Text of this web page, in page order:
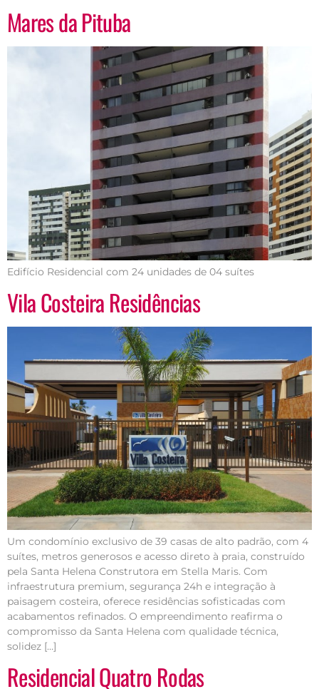
Mares da Pituba
Edifício Residencial com 24 unidades de 04 suítes
Vila Costeira Residências
Um condomínio exclusivo de 39 casas de alto padrão, com 4
suítes, metros generosos e acesso direto à praia, construído
pela Santa Helena Construtora em Stella Maris. Com
infraestrutura premium, segurança 24h e integração à
paisagem costeira, oferece residências sofisticadas com
acabamentos refinados. O empreendimento reafirma o
compromisso da Santa Helena com qualidade técnica,
solidez […]
Residencial Quatro Rodas